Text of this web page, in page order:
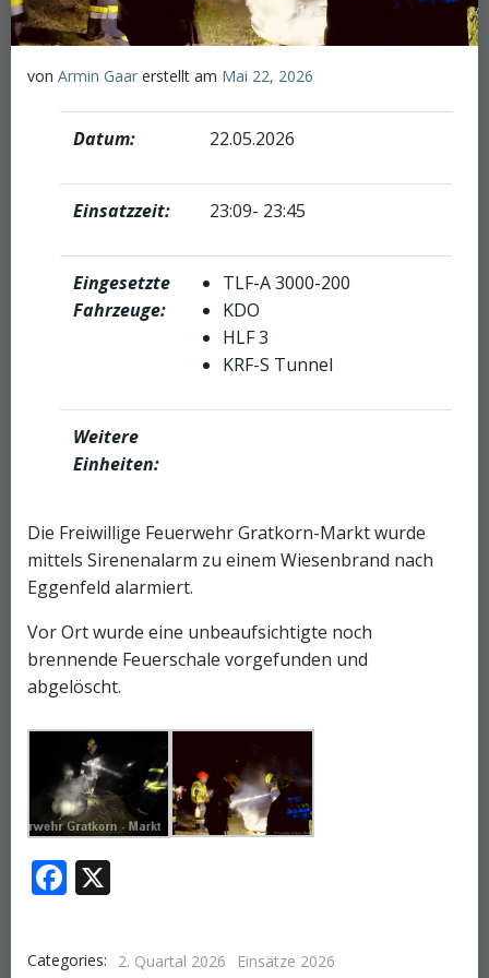
von Armin Gaar erstellt am Mai 22, 2026
Datum: 22.05.2026
Einsatzzeit: 23:09- 23:45
Eingesetzte
Fahrzeuge:
TLF-A 3000-200
KDO
HLF 3
KRF-S Tunnel
Weitere
Einheiten:
Die Freiwillige Feuerwehr Gratkorn-Markt wurde
mittels Sirenenalarm zu einem Wiesenbrand nach
Eggenfeld alarmiert.
Vor Ort wurde eine unbeaufsichtigte noch
brennende Feuerschale vorgefunden und
abgelöscht.
Facebook
Categories: 2. Quartal 2026
Einsätze 2026